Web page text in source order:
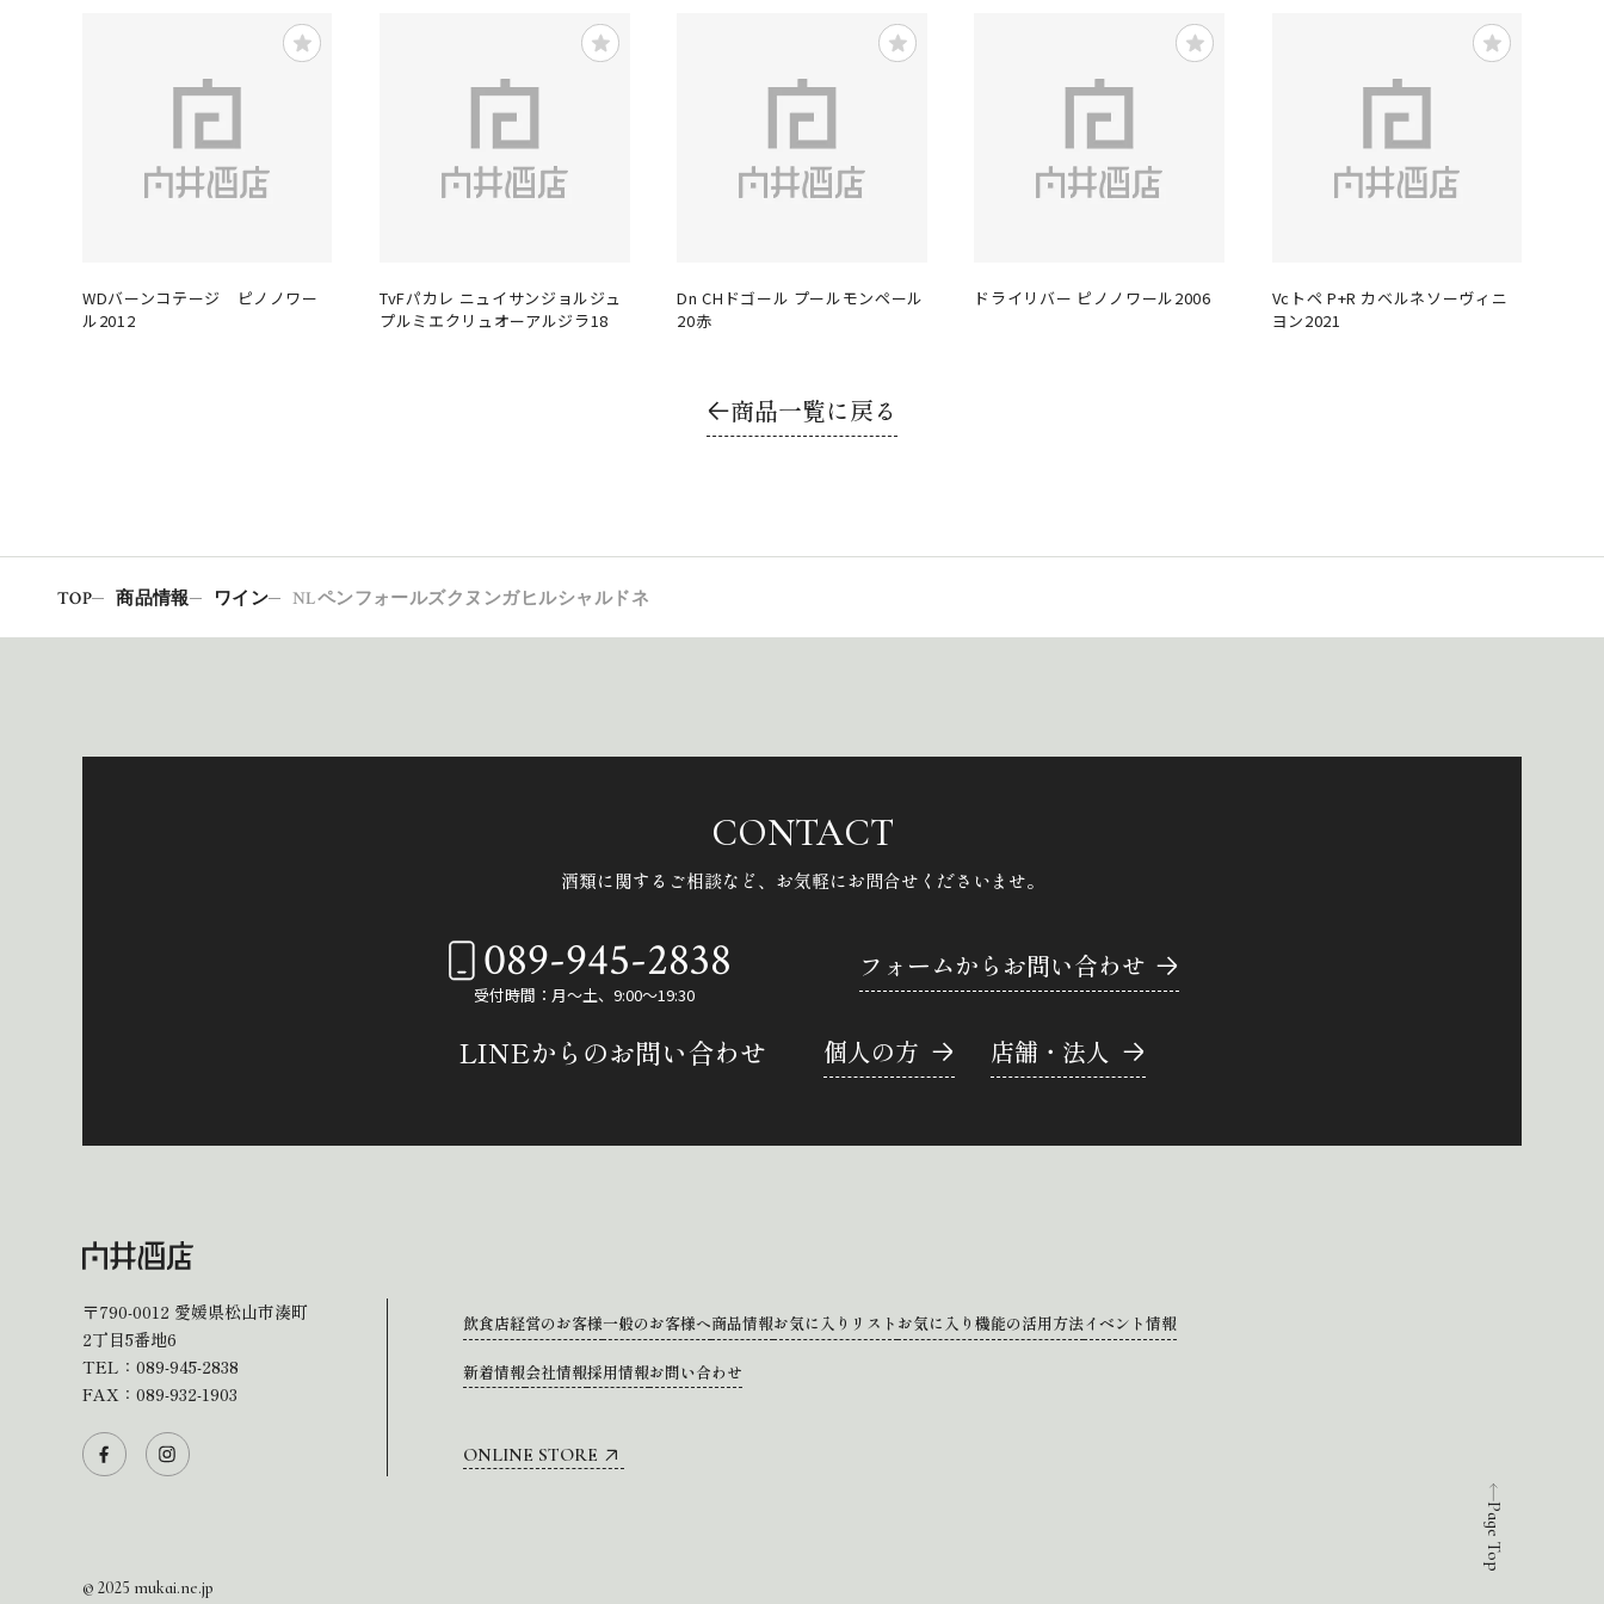
WDバーンコテージ ピノノワー
ル2012
TvFパカレ ニュイサンジョルジュ
プルミエクリュオーアルジラ18
Dn CHドゴール プールモンペール
20赤
ドライリバー ピノノワール2006
Vcトペ P+R カベルネソーヴィニ
ヨン2021
商品一覧に戻る
TOP 商品情報 ワイン NLペンフォールズクヌンガヒルシャルドネ
Page Top
CONTACT
酒類に関するご相談など、 お気軽にお問合せくださいませ。
089-945-2838
受付時間：月～土、9:00～19:30
フォームからお問い合わせ
LINEからのお問い合わせ 個人の方 店舗・法人
〒790-0012 愛媛県松山市湊町
2丁目5番地6
TEL： 089-945-2838
FAX：089-932-1903
飲食店経営のお客様一般のお客様へ商品情報お気に入りリスト お気に入り機能の活用方法イベント情報
新着情報会社情報採用情報お問い合わせ
ONLINE STORE
© 2025 mukai.ne.jp